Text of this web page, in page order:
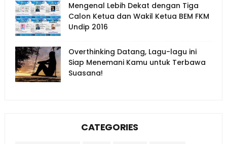
Mengenal Lebih Dekat dengan Tiga
Calon Ketua dan Wakil Ketua BEM FKM
Undip 2016
Overthinking Datang, Lagu-lagu ini
Siap Menemani Kamu untuk Terbawa
Suasana!
CATEGORIES